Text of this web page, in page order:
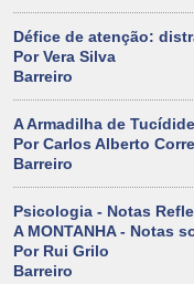
Défice de atenção:
Por Vera Silva
Barreiro
A Armadilha de
Por Carlos Alberto
Barreiro
Psicologia - Notas
A MONTANHA - Notas
Por Rui Grilo
Barreiro